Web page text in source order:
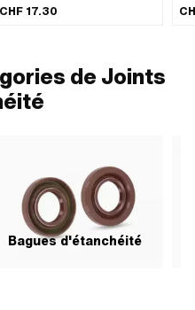
huilé · Type de transmission: Mono
CHF 17.30
de Joints
Bagues d'étanchéité